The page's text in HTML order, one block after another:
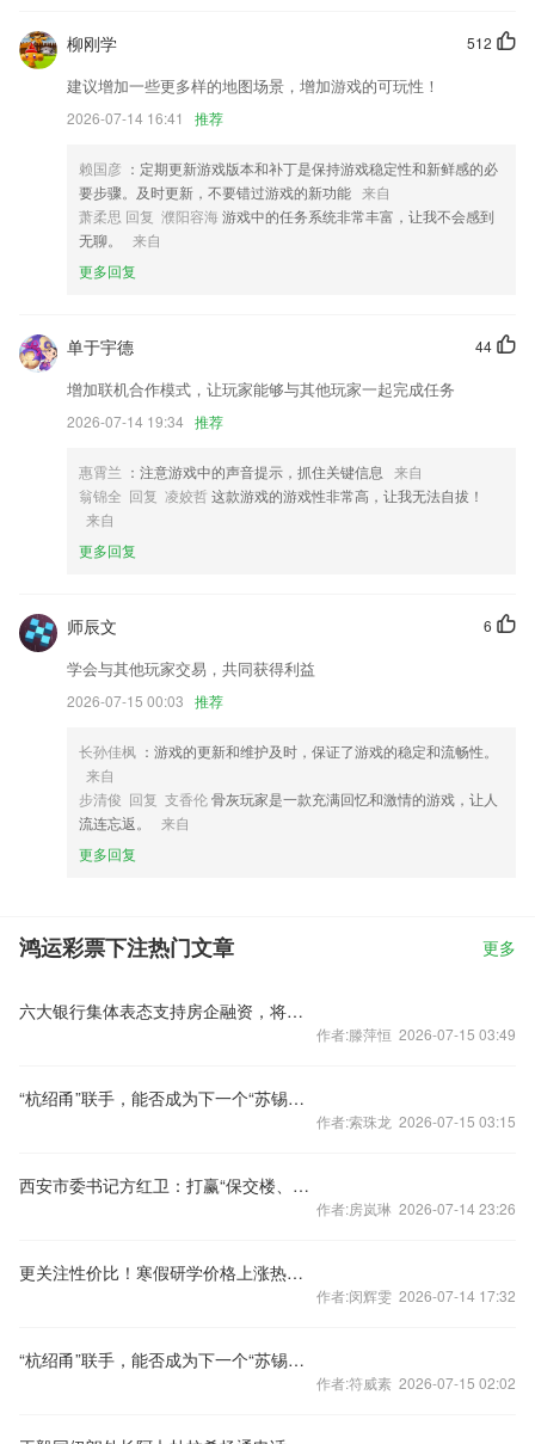
优化会员卡次卡退卡流程
电子版支持进行版面分享；
新增：手动排序（fix
联系我们
以上就是鸿运彩票下注的介绍，如果您喜欢这款软件，您可以到应用商店
进行打分评论，说出您的使用经历，以帮助我们更好的对产品进行优化修
512
柳刚学
建议增加一些更多样的地图场景，增加游戏的可玩性！
2026-07-14 16:41 推荐
赖国彦 ：定期更新游戏版本和补丁是保持游戏稳定性和新鲜感的必
要步骤。及时更新，不要错过游戏的新功能 来自
萧柔思 回复 濮阳容海游戏中的任务系统非常丰富，让我不会感到
无聊。
来自
更多回复
44
单于宇德
增加联机合作模式，让玩家能够与其他玩家一起完成任务
2026-07-14 19:34 推荐
惠霄兰 ：注意游戏中的声音提示，抓住关键信息
来自
翁锦全 回复 凌姣哲 这款游戏的游戏性非常高，让我无法自拔！
来自
更多回复
6
师辰文
学会与其他玩家交易，共同获得利益
2026-07-15 00:03 推荐
长孙佳枫 ：游戏的更新和维护及时，保证了游戏的稳定和流畅性。
来自
步清俊 回复 支香伦骨灰玩家是一款充满回忆和激情的游戏，让人
流连忘返。
来自
更多回复
鸿运彩票下注热门文章 更多
六大银行集体表态支持房企融资，将如何影响楼市？
作者:滕萍恒 2026-07-15 03:49
“杭绍甬”联手，能否成为下一个“苏锡常”？
作者:索珠龙 2026-07-15 03:15
西安市委书记方红卫：打赢“保交楼、保回迁”攻坚战
作者:房岚琳 2026-07-14 23:26
更关注性价比！寒假研学价格上涨热度下降
作者:闵辉雯 2026-07-14 17:32
“杭绍甬”联手，能否成为下一个“苏锡常”？
作者:符威素 2026-07-15 02:02